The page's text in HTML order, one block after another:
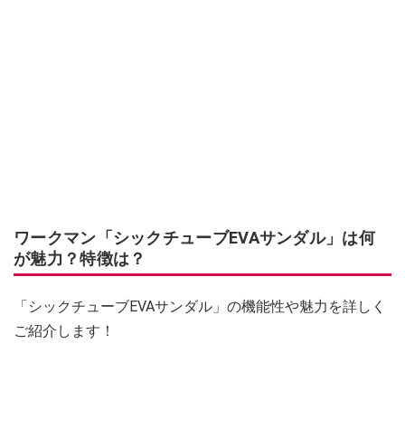
ワークマン「シックチューブEVAサンダル」は何
が魅力？特徴は？
「シックチューブEVAサンダル」の機能性や魅力を詳しく
ご紹介します！